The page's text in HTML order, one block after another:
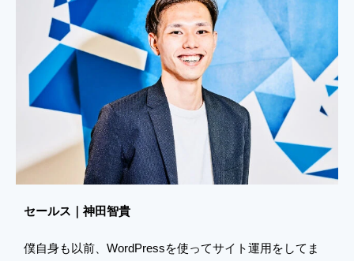
セールス｜神田智貴
僕自身も以前、WordPressを使ってサイト運用をしてま